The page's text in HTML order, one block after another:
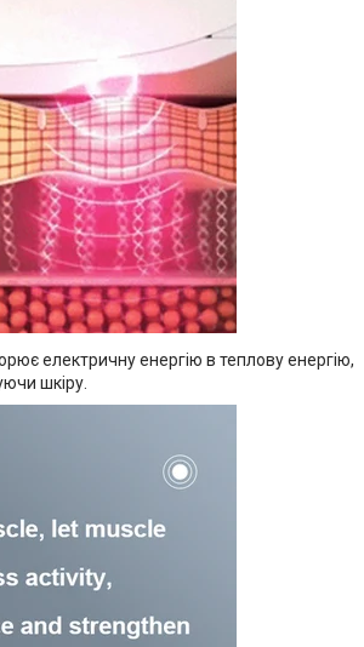
електричну енергію в теплову енергію,
шкіру.